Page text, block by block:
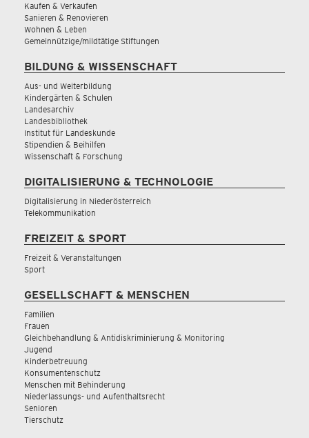
Kaufen & Verkaufen
Sanieren & Renovieren
Wohnen & Leben
Gemeinnützige/mildtätige Stiftungen
BILDUNG & WISSENSCHAFT
Aus- und Weiterbildung
Kindergärten & Schulen
Landesarchiv
Landesbibliothek
Institut für Landeskunde
Stipendien & Beihilfen
Wissenschaft & Forschung
DIGITALISIERUNG & TECHNOLOGIE
Digitalisierung in Niederösterreich
Telekommunikation
FREIZEIT & SPORT
Freizeit & Veranstaltungen
Sport
GESELLSCHAFT & MENSCHEN
Familien
Frauen
Gleichbehandlung & Antidiskriminierung & Monitoring
Jugend
Kinderbetreuung
Konsumentenschutz
Menschen mit Behinderung
Niederlassungs- und Aufenthaltsrecht
Senioren
Tierschutz